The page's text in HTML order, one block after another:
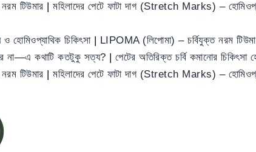
টিউমার | মহিলাদের পেটে ফাটা দাগ (Stretch Marks) –
হোমিওপ্যাথিক চিকিৎসা | LIPOMA (লিপোমা) – চর্বিযুক্ত নরম
না—এ কথাটি কতটুকু সত্য? | পেটের অতিরিক্ত চর্বি কমানোর চিকিৎসা
টিউমার | মহিলাদের পেটে ফাটা দাগ (Stretch Marks) –